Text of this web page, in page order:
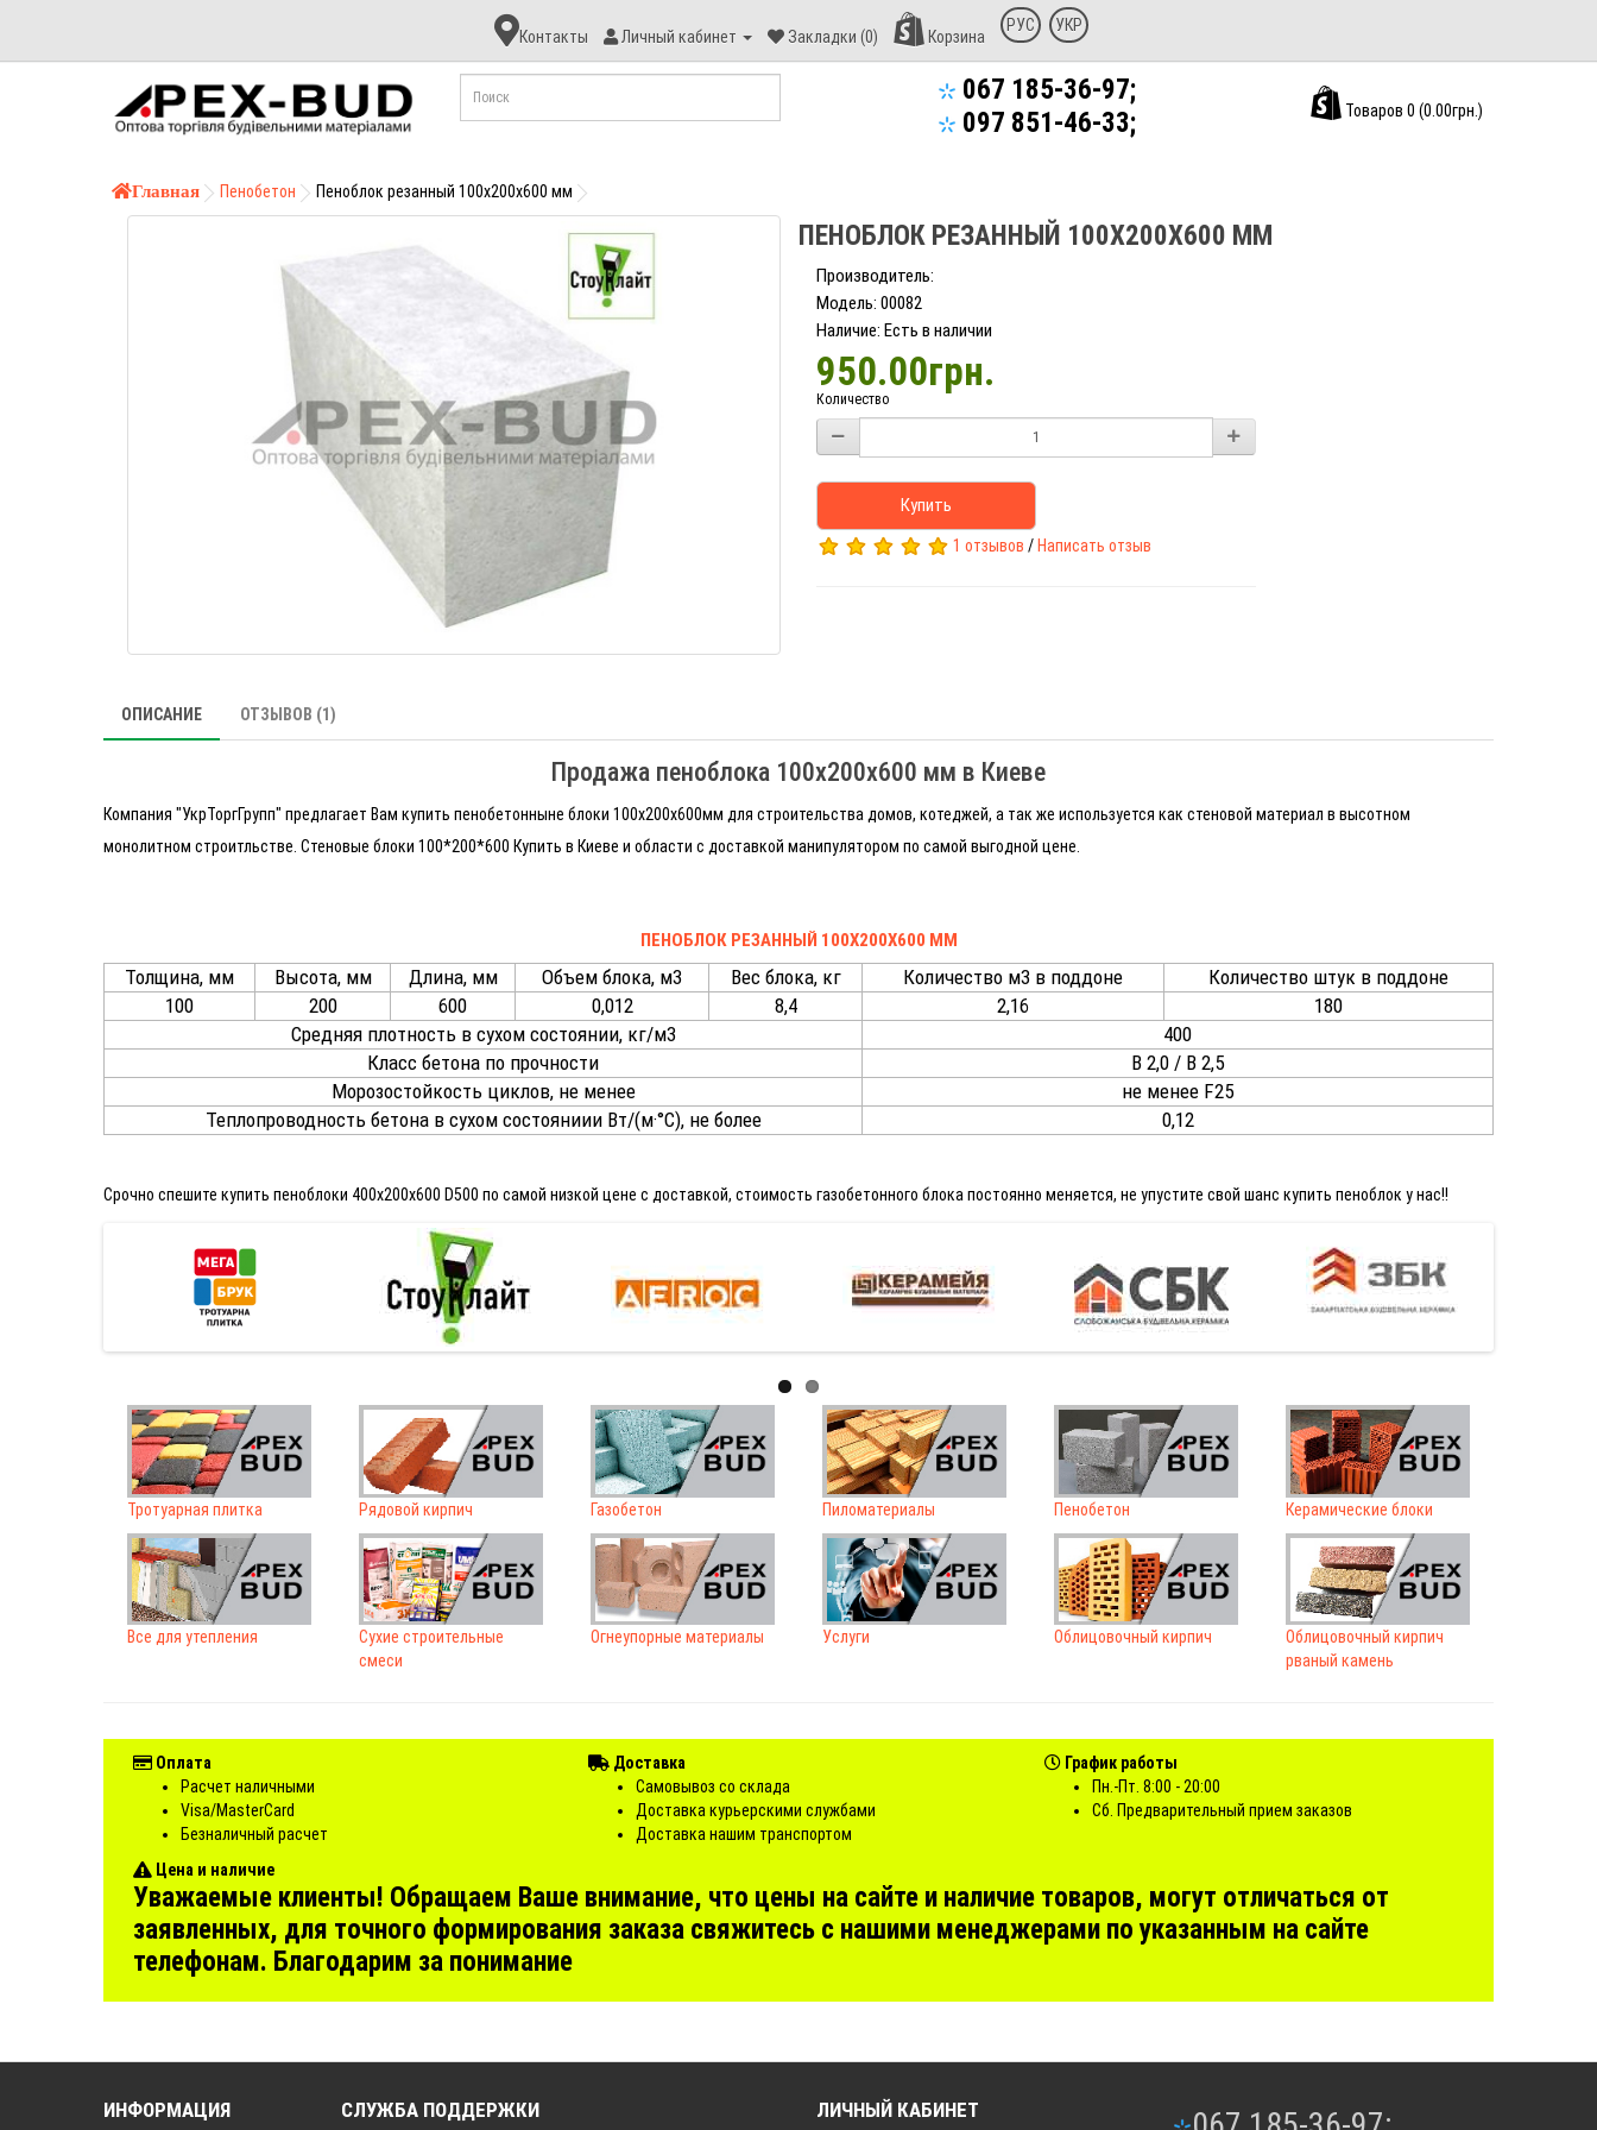
Контакт
Апекс-
Буд
Контакты Личный кабинет Закладки (0) Корзина
РУС УКР
067 185-36-97;
097 851-46-33;
Товаров 0 (0.00грн.)
Главная Пенобетон Пеноблок резанный 100x200x600 мм
ПЕНОБЛОК РЕЗАННЫЙ 100X200X600 ММ
Производитель:
Модель: 00082
Наличие: Есть в наличии
950.00грн.
Количество
Купить
1 отзывов / Написать отзыв
ОПИСАНИЕ ОТЗЫВОВ (1)
Продажа пеноблока 100x200x600 мм в Киеве
Компания "УкрТоргГрупп" предлагает Вам купить пенобетонныне блоки 100х200х600мм для строительства домов, котеджей, а так же используется как стеновой материал в высотном
монолитном строитльстве. Стеновые блоки 100*200*600 Купить в Киеве и области с доставкой манипулятором по самой выгодной цене.
ПЕНОБЛОК РЕЗАННЫЙ 100X200X600 ММ
Толщина, мм Высота, мм Длина, мм Объем блока, м3 Вес блока, кг Количество м3 в поддоне
Количество штук в поддоне
100
200 600 0,012 8,4 2,16
180
Средняя плотность в сухом состоянии, кг/м3
400
Класс бетона по прочности
B 2,0 / B 2,5
Морозостойкость циклов, не менее
не менее F25
Теплопроводность бетона в сухом состояниии Вт/(м·°С), не более
0,12
Срочно спешите купить пеноблоки 400х200х600 D500 по самой низкой цене с доставкой, стоимость газобетонного блока постоянно меняется, не упустите свой шанс купить пеноблок у нас!!
Тротуарная плитка Рядовой кирпич Газобетон Пиломатериалы Пенобетон Керамические блоки
Все для утепления
Сухие строительные
смеси
Огнеупорные материалы Услуги Облицовочный кирпич
Облицовочный кирпич
рваный камень
Оплата
Расчет наличными
Visa/MasterCard
Безналичный расчет
Доставка
Самовывоз со склада
Доставка курьерскими службами
Доставка нашим транспортом
График работы
Пн.-Пт. 8:00 - 20:00
Сб. Предварительный прием заказов
Цена и наличие
Уважаемые клиенты! Обращаем Ваше внимание, что цены на сайте и наличие товаров, могут отличаться от
заявленных, для точного формирования заказа свяжитесь с нашими менеджерами по указанным на сайте
телефонам. Благодарим за понимание
ИНФОРМАЦИЯ СЛУЖБА ПОДДЕРЖКИ ЛИЧНЫЙ КАБИНЕТ